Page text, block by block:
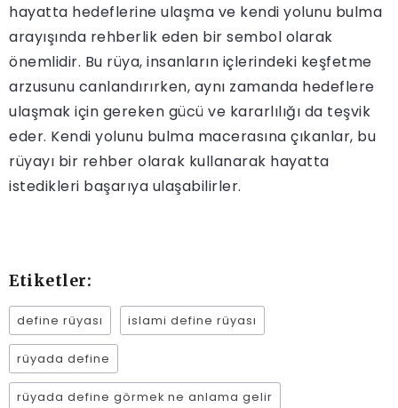
hayatta hedeflerine ulaşma ve kendi yolunu bulma
arayışında rehberlik eden bir sembol olarak
önemlidir. Bu rüya, insanların içlerindeki keşfetme
arzusunu canlandırırken, aynı zamanda hedeflere
ulaşmak için gereken gücü ve kararlılığı da teşvik
eder. Kendi yolunu bulma macerasına çıkanlar, bu
rüyayı bir rehber olarak kullanarak hayatta
istedikleri başarıya ulaşabilirler.
Etiketler:
define rüyası islami define rüyası
rüyada define
rüyada define görmek ne anlama gelir